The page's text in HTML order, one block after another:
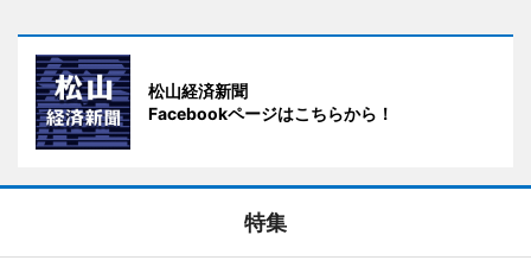
松山経済新聞
Facebookページはこちらから！
特集